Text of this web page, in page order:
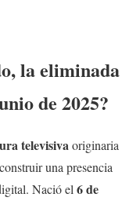
, la eliminada
de 2025?
televisivaoriginaria
una presencia
Nació el6 de